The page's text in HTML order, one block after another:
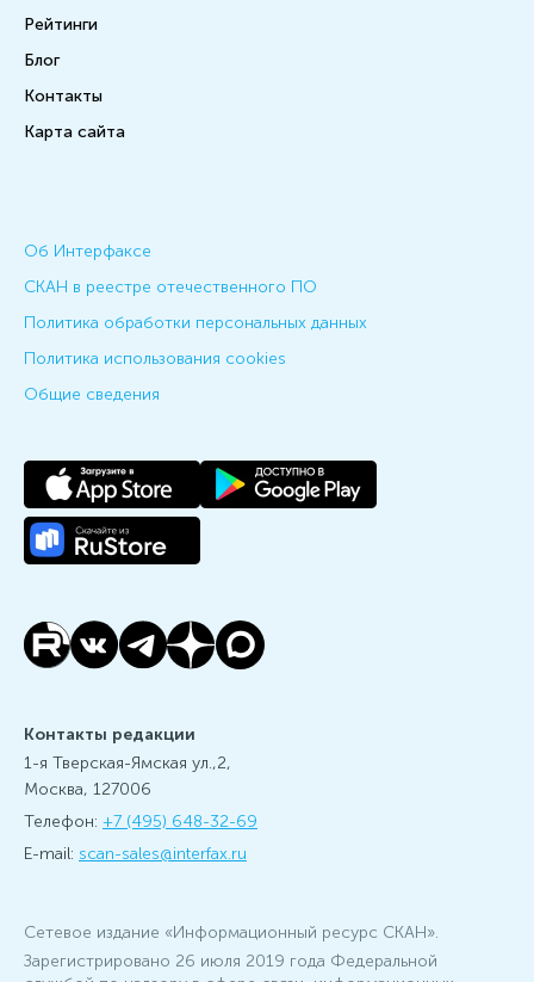
Рейтинги
Блог
Контакты
Карта сайта
Об Интерфаксе
СКАН в реестре отечественного ПО
Политика обработки персональных данных
Политика использования cookies
Общие сведения
Сетевое издание «Информационный ресурс СКАН».
Зарегистрировано 26 июля 2019 года Федеральной
Контакты редакции
1-я Тверская-Ямская ул.,2,
Москва, 127006
Телефон: +7 (495) 648-32-69
E-mail: scan-sales@interfax.ru